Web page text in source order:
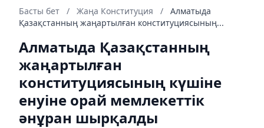
Басты бет / Жаңа Конституция /
Алматыда
Қазақстанның жаңартылған конституциясының...
Алматыда Қазақстанның
жаңартылған
конституциясының күшіне
енуіне орай мемлекеттік
әнұран шырқалды